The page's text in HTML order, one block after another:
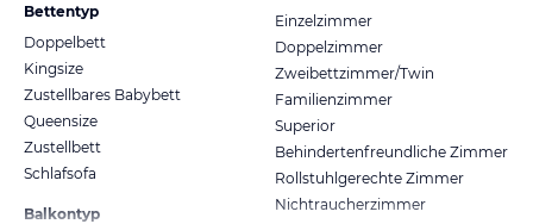
Bettentyp
Doppelbett
Kingsize
Zustellbares Babybett
Queensize
Zustellbett
Schlafsofa
Balkontyp
Einzelzimmer
Doppelzimmer
Zweibettzimmer/Twin
Familienzimmer
Superior
Behindertenfreundliche Zimmer
Rollstuhlgerechte Zimmer
Nichtraucherzimmer